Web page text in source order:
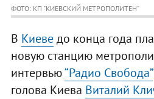
ФОТО: КП "КИЕВСКИЙ МЕТРОПОЛИТЕН"
В Киеведо конца года
новую станцию
интервью“Радио Свобода”
голова Киева Виталий